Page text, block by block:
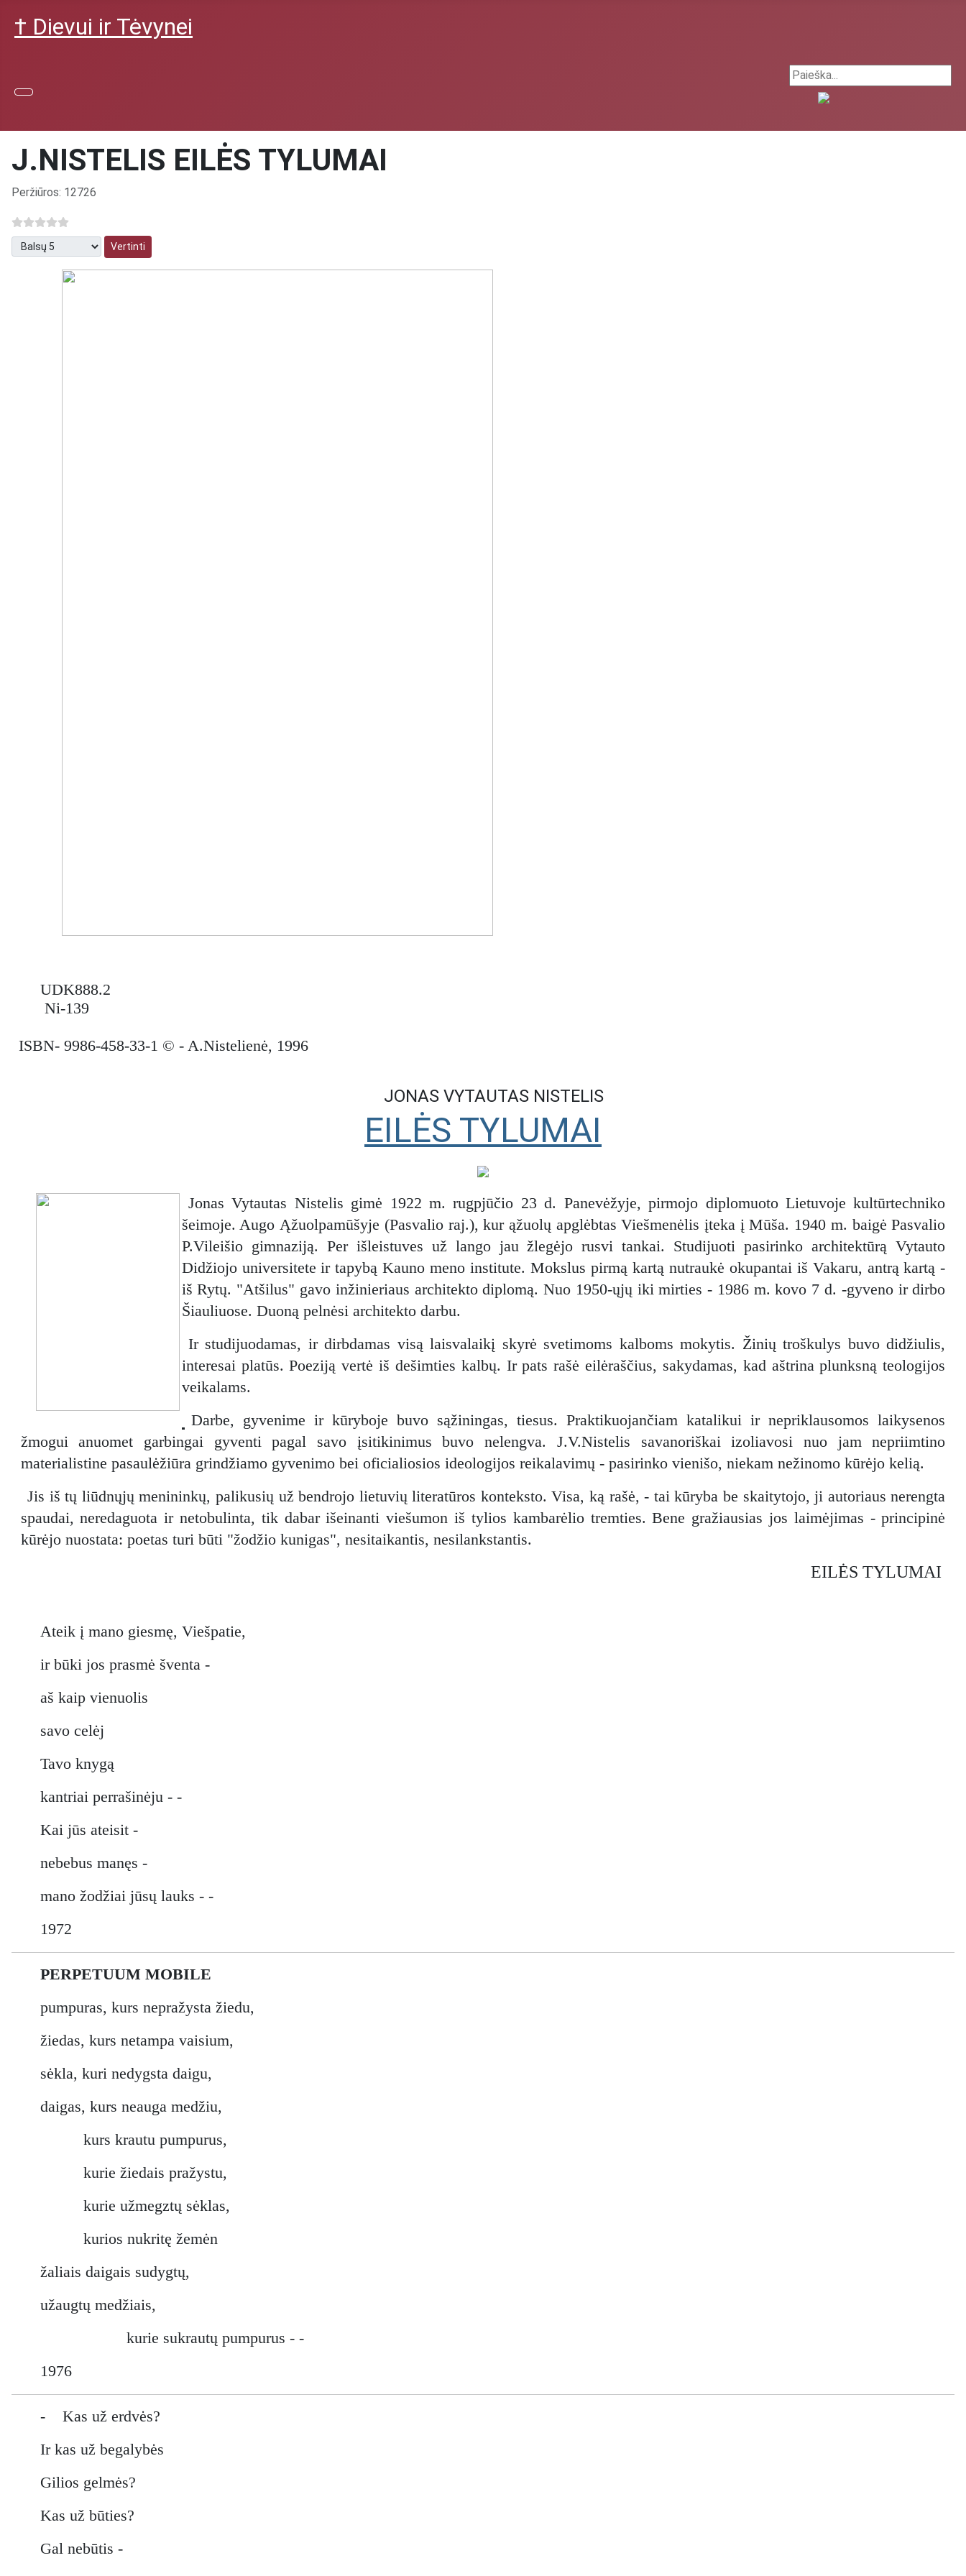
† Dievui ir Tėvynei
Search ...
J.NISTELIS EILĖS TYLUMAI
Išsami informacija
Peržiūros: 12726
Prašome įvertinti
UDK888.2
Ni-139
ISBN- 9986-458-33-1 © - A.Nistelienė, 1996
JONAS VYTAUTAS NISTELIS
EILĖS TYLUMAI
Jonas Vytautas Nistelis gimė 1922 m. rugpjūčio 23 d. Panevėžyje, pirmojo diplomuoto Lietuvoje kultūrtechniko
šeimoje. Augo Ąžuolpamūšyje (Pasvalio raj.), kur ąžuolų apglėbtas Viešmenėlis įteka į Mūša. 1940 m. baigė Pasvalio
P.Vileišio gimnaziją. Per išleistuves už lango jau žlegėjo rusvi tankai. Studijuoti pasirinko architektūrą Vytauto
Didžiojo universitete ir tapybą Kauno meno institute. Mokslus pirmą kartą nutraukė okupantai iš Vakaru, antrą kartą -
iš Rytų. "Atšilus" gavo inžinieriaus architekto diplomą. Nuo 1950-ųjų iki mirties - 1986 m. kovo 7 d. -gyveno ir dirbo
Šiauliuose. Duoną pelnėsi architekto darbu.
Ir studijuodamas, ir dirbdamas visą laisvalaikį skyrė svetimoms kalboms mokytis. Žinių troškulys buvo didžiulis,
interesai platūs. Poeziją vertė iš dešimties kalbų. Ir pats rašė eilėraščius, sakydamas, kad aštrina plunksną teologijos
veikalams.
Darbe, gyvenime ir kūryboje buvo sąžiningas, tiesus. Praktikuojančiam katalikui ir nepriklausomos laikysenos
žmogui anuomet garbingai gyventi pagal savo įsitikinimus buvo nelengva. J.V.Nistelis savanoriškai izoliavosi nuo jam nepriimtino
materialistine pasaulėžiūra grindžiamo gyvenimo bei oficialiosios ideologijos reikalavimų - pasirinko vienišo, niekam nežinomo kūrėjo kelią.
Jis iš tų liūdnųjų menininkų, palikusių už bendrojo lietuvių literatūros konteksto. Visa, ką rašė, - tai kūryba be skaitytojo, ji autoriaus nerengta
spaudai, neredaguota ir netobulinta, tik dabar išeinanti viešumon iš tylios kambarėlio tremties. Bene gražiausias jos laimėjimas - principinė
kūrėjo nuostata: poetas turi būti "žodžio kunigas", nesitaikantis, nesilankstantis.
EILĖS TYLUMAI
Ateik į mano giesmę, Viešpatie,
ir būki jos prasmė šventa -
aš kaip vienuolis
savo celėj
Tavo knygą
kantriai perrašinėju - -
Kai jūs ateisit -
nebebus manęs -
mano žodžiai jūsų lauks - -
1972
PERPETUUM MOBILE
pumpuras, kurs nepražysta žiedu,
žiedas, kurs netampa vaisium,
sėkla, kuri nedygsta daigu,
daigas, kurs neauga medžiu,
kurs krautu pumpurus,
kurie žiedais pražystu,
kurie užmegztų sėklas,
kurios nukritę žemėn
žaliais daigais sudygtų,
užaugtų medžiais,
kurie sukrautų pumpurus - -
1976
- Kas už erdvės?
Ir kas už begalybės
Gilios gelmės?
Kas už būties?
Gal nebūtis -